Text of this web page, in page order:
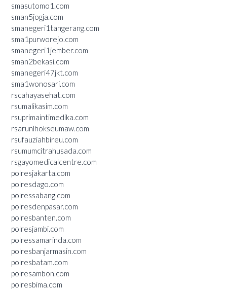
smasutomo1.com
sman5jogja.com
smanegeri1tangerang.com
sma1purworejo.com
smanegeri1jember.com
sman2bekasi.com
smanegeri47jkt.com
sma1wonosari.com
rscahayasehat.com
rsumalikasim.com
rsuprimaintimedika.com
rsarunlhokseumaw.com
rsufauziahbireu.com
rsumumcitrahusada.com
rsgayomedicalcentre.com
polresjakarta.com
polresdago.com
polressabang.com
polresdenpasar.com
polresbanten.com
polresjambi.com
polressamarinda.com
polresbanjarmasin.com
polresbatam.com
polresambon.com
polresbima.com